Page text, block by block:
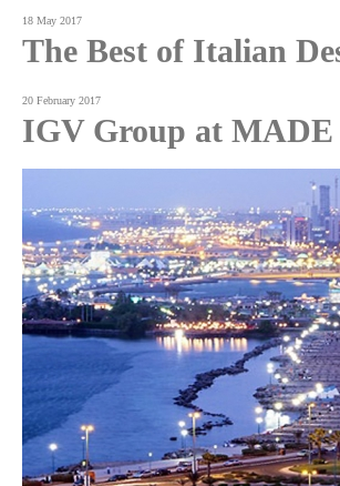
18 May 2017
The Best of Italian
20 February 2017
IGV Group at MADE